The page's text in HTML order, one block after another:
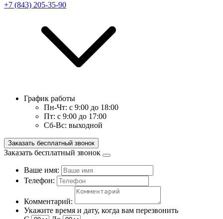
+7 (843) 205-35-90
График работы
Пн-Чт: с 9:00 до 18:00
Пт: с 9:00 до 17:00
Сб-Вс: выходной
Заказать бесплатный звонок
Заказать бесплатный звонок
Ваше имя:
Телефон:
Комментарий:
Укажите время и дату, когда вам перезвонить